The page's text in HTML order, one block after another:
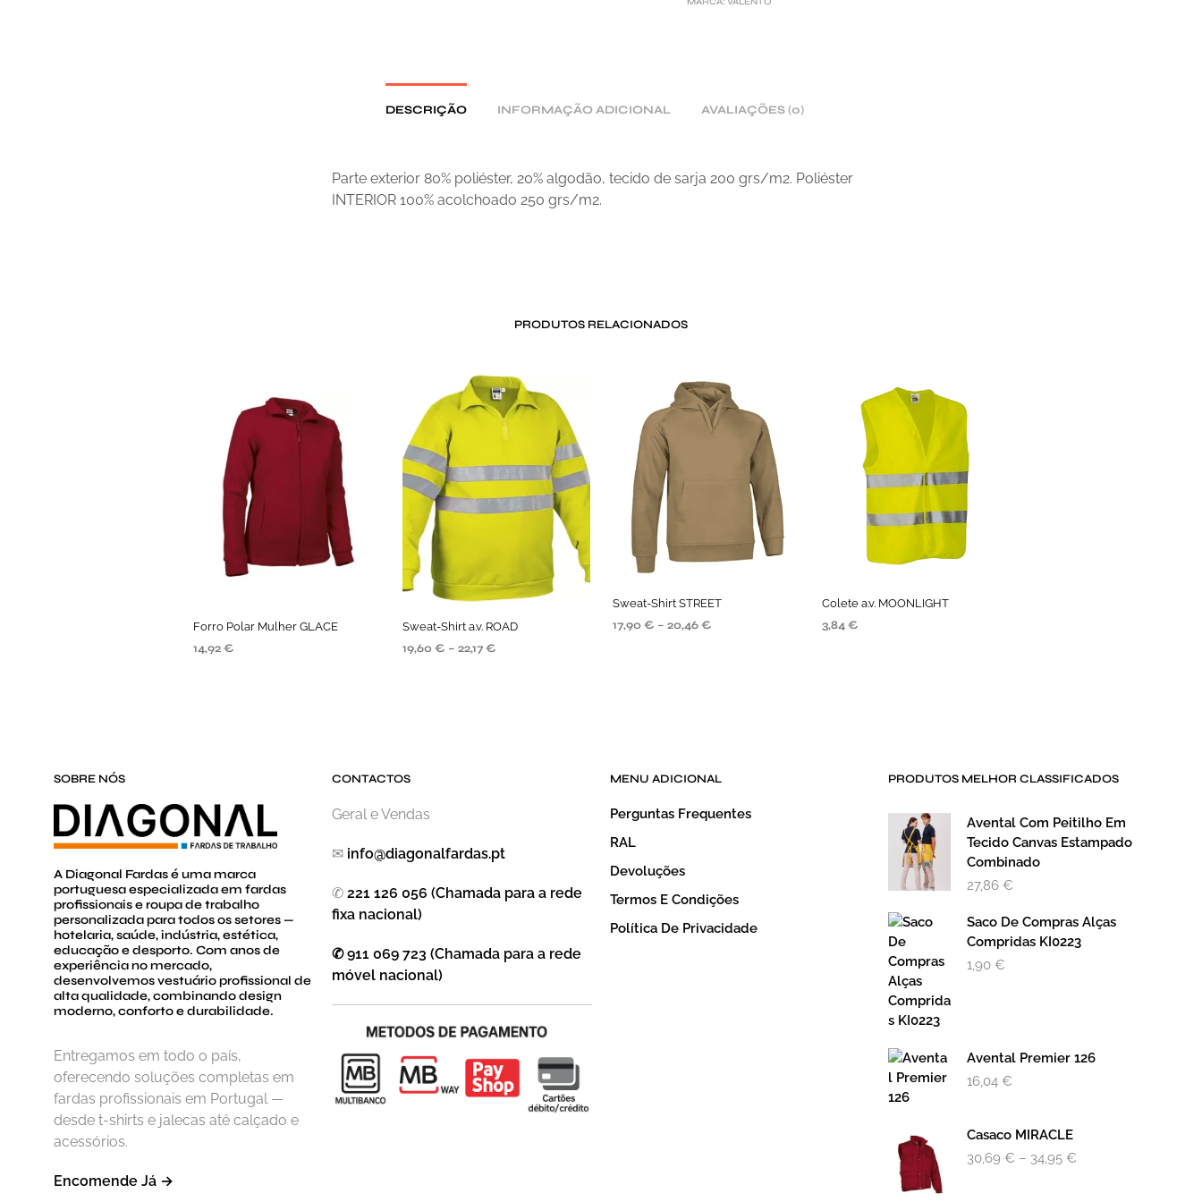
A
DESCRIÇÃO INFORMAÇÃO ADICIONAL AVALIAÇÕES (0)
Parte exterior 80% poliéster, 20% algodão, tecido de sarja 200 grs/m2. Poliéster
INTERIOR 100% acolchoado 250 grs/m2.
PRODUTOS RELACIONADOS
Forro Polar Mulher GLACE
14,92€
Sweat-Shirt a.v. ROAD
19,60 € – 22,17€
Sweat-Shirt STREET
17,90 € – 20,46€
Colete a.v. MOONLIGHT
3,84€
SOBRE NÓS
A Diagonal Fardas é uma marca
portuguesa especializada em fardas
profissionais e roupa de trabalho
personalizada para todos os setores —
hotelaria, saúde, indústria, estética,
educação e desporto. Com anos de
experiência no mercado,
desenvolvemos vestuário profissional de
alta qualidade, combinando design
moderno, conforto e durabilidade.
Entregamos em todo o país,
oferecendo soluções completas em
fardas profissionais em Portugal —
desde t-shirts e jalecas até calçado e
acessórios.
Encomende Já →
CONTACTOS
Geral e Vendas
✉ info@diagonalfardas.pt
✆ 221 126 056 (Chamada para a rede
fixa nacional)
✆ 911 069 723 (Chamada para a rede
móvel nacional)
MENU ADICIONAL
Perguntas Frequentes
RAL
Devoluções
Termos E Condições
Política De Privacidade
PRODUTOS MELHOR CLASSIFICADOS
Avental Com Peitilho Em
Tecido Canvas Estampado
Combinado
27,86 €
Saco De Compras Alças
Compridas KI0223
1,90 €
Avental Premier 126
16,04 €
Casaco MIRACLE
30,69 € – 34,95 €